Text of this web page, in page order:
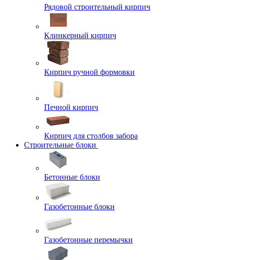
Рядовой строительный кирпич
Клинкерный кирпич
Кирпич ручной формовки
Печной кирпич
Кирпич для столбов забора
Строительные блоки
Бетонные блоки
Газобетонные блоки
Газобетонные перемычки